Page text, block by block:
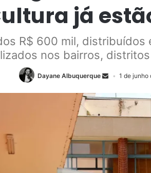
já
R$ 600 mil,
nos bairros,
Dayane Albuquerque 1 de junho